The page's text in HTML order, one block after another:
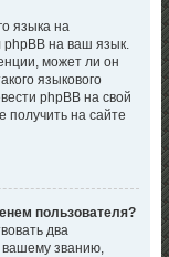
языка на
phpBB на ваш язык.
может ли он
языкового
phpBB на свой
на сайте
пользователя?
два
вашему званию,